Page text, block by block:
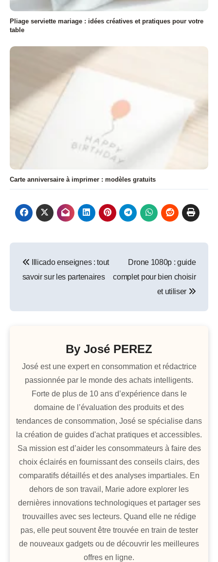
Pliage serviette mariage : idées créatives et pratiques pour votre
table
Carte anniversaire à imprimer : modèles gratuits
de
Illicado enseignes : tout
savoir sur les partenaires
Drone 1080p : guide
complet pour bien choisir
et utiliser
By José PEREZ
José est une expert en consommation et rédactrice
passionnée par le monde des achats intelligents.
Forte de plus de 10 ans d’expérience dans le
domaine de l’évaluation des produits et des
tendances de consommation, José se spécialise dans
la création de guides d'achat pratiques et accessibles.
Sa mission est d’aider les consommateurs à faire des
choix éclairés en fournissant des conseils clairs, des
comparatifs détaillés et des analyses impartiales. En
dehors de son travail, Marie adore explorer les
dernières innovations technologiques et partager ses
trouvailles avec ses lecteurs. Quand elle ne rédige
pas, elle peut souvent être trouvée en train de tester
de nouveaux gadgets ou de découvrir les meilleures
offres en ligne.